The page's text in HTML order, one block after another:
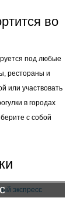
во
под любые
рестораны и
или участвовать
в городах
с собой